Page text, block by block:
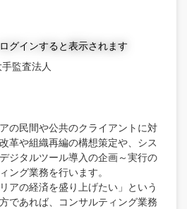
グインすると表示されます
手監査法人
の民間や公共のクライアントに対
革や組織再編の構想策定や、シス
ジタルツール導入の企画～実行の
ング業務を行います。
アの経済を盛り上げたい」という
であれば、コンサルティング業務